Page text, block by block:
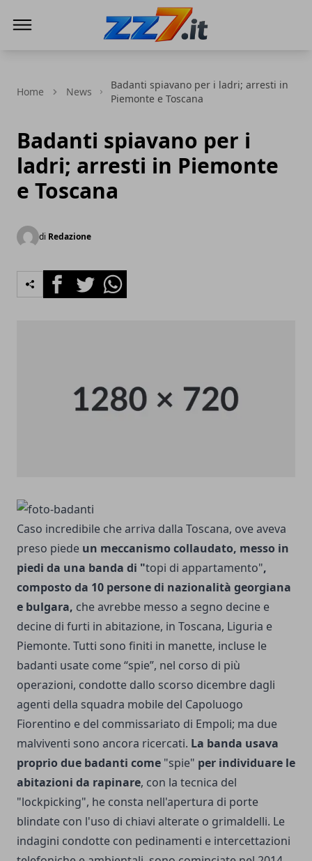
Home News
Badanti spiavano per i ladri; arresti in
Piemonte e Toscana
Badanti spiavano per i
ladri; arresti in Piemonte
e Toscana
di Redazione
FacebookTwitterWhatsapp
Caso incredibile che arriva dalla Toscana, ove aveva
preso piede un meccanismo collaudato, messo in
piedi da una banda di "topi di appartamento",
composto da 10 persone di nazionalità georgiana
e bulgara, che avrebbe messo a segno decine e
decine di furti in abitazione, in Toscana, Liguria e
Piemonte. Tutti sono finiti in manette, incluse le
badanti usate come “spie”, nel corso di più
operazioni, condotte dallo scorso dicembre dagli
agenti della squadra mobile del Capoluogo
Fiorentino e del commissariato di Empoli; ma due
malviventi sono ancora ricercati. La banda usava
proprio due badanti come "spie" per individuare le
abitazioni da rapinare, con la tecnica del
"lockpicking", he consta nell'apertura di porte
blindate con l'uso di chiavi alterate o grimaldelli. Le
indagini condotte con pedinamenti e intercettazioni